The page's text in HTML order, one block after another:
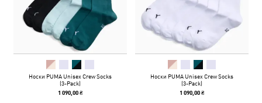
Носки PUMA Unisex Crew Socks
(3-Pack)
1 090,00 ₴
Носки PUMA Unisex Crew Socks
(3-Pack)
1 090,00 ₴